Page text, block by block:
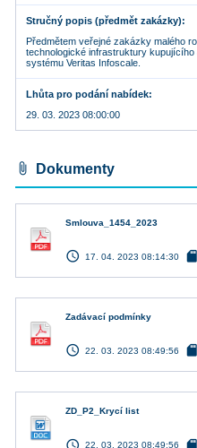
Stručný popis (předmět zakázky)
Předmětem veřejné zakázky malého
technologické infrastruktury
systému Veritas Infoscale.
Lhůta pro podání nabídek
29. 03. 2023 08:00:00
attach_file Dokumenty
Smlouva_1454_2023
access_time 17. 04. 2023 08:14:30 sd_card
Zadávací podmínky
access_time 22. 03. 2023 08:49:56 sd_card
ZD_P2_Krycí list
access_time 22. 03. 2023 08:49:56 sd_card